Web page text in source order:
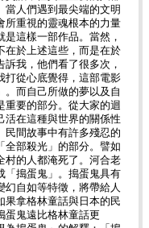
當人們遇到最尖端的文明
所重視的靈魂根本的力量
這樣一部作品。當然，
在於上述這些，而是在於
我，他們看了很多次，
打從心底覺得，這部電影
。而自己所做的夢以及自
重要的部分。從大家的迴
活在這種與世界的關係性
民間故事中有許多殘忍的
全部殺光」的部分。譬如
村的人都淹死了。河合老
「搗蛋鬼」。搗蛋鬼具有
幻自如等特徵，將帶給人
果拿格林童話與日本的民
蛋鬼遠比格林童話更